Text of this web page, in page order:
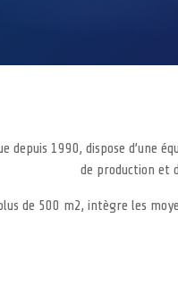
1990, dispose d’une
de production et
de 500 m2, intègre les